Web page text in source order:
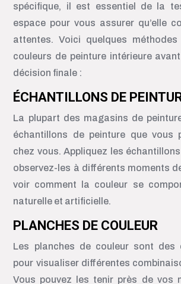
spécifique, il est essentiel de la
espace pour vous assurer qu’elle
attentes. Voici quelques
couleurs de peinture intérieure
décision finale :
ÉCHANTILLONS DE
La plupart des magasins de
échantillons de peinture que vous
chez vous. Appliquez les
observez-les à différents moments
voir comment la couleur se
naturelle et artificielle.
PLANCHES DE COULEUR
Les planches de couleur sont des
pour visualiser différentes
Vous pouvez les tenir près de vos